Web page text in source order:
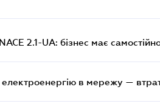
2.1-UA: бізнес має
в мережу —